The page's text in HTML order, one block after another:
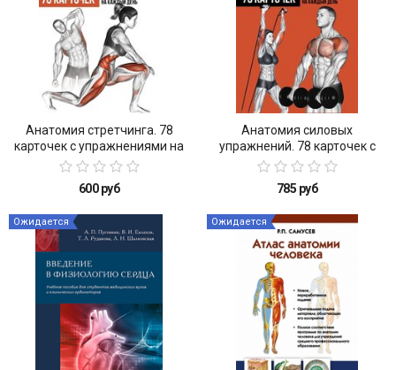
Анатомия стретчинга. 78
карточек с упражнениями на
каждый день
600 руб
Анатомия силовых
упражнений. 78 карточек с
упражнениями на каждый
785 руб
Ожидается Ожидается